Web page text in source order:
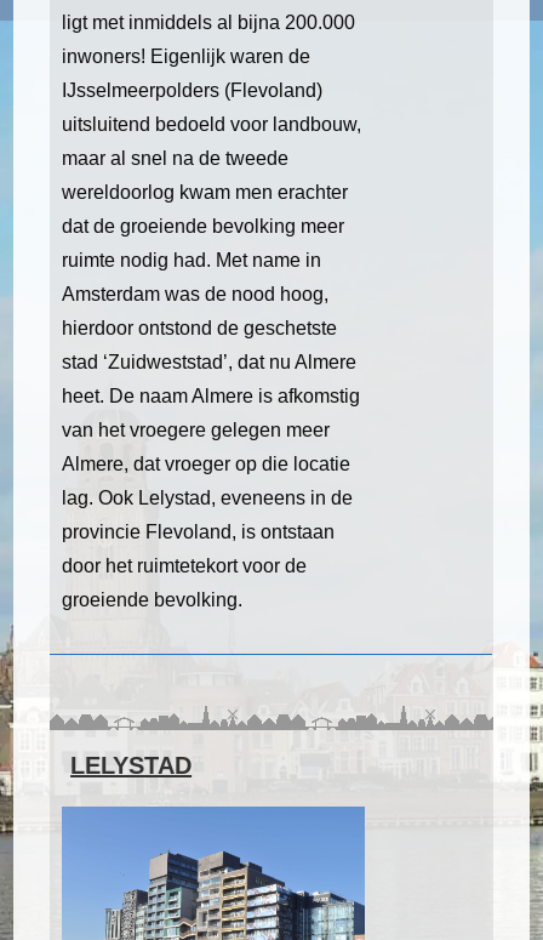
ligt met inmiddels al bijna 200.000
inwoners! Eigenlijk waren de
IJsselmeerpolders (Flevoland)
uitsluitend bedoeld voor landbouw,
maar al snel na de tweede
wereldoorlog kwam men erachter
dat de groeiende bevolking meer
ruimte nodig had. Met name in
Amsterdam was de nood hoog,
hierdoor ontstond de geschetste
stad ‘Zuidweststad’, dat nu Almere
heet. De naam Almere is afkomstig
van het vroegere gelegen meer
Almere, dat vroeger op die locatie
lag. Ook Lelystad, eveneens in de
provincie Flevoland, is ontstaan
door het ruimtetekort voor de
groeiende bevolking.
LELYSTAD